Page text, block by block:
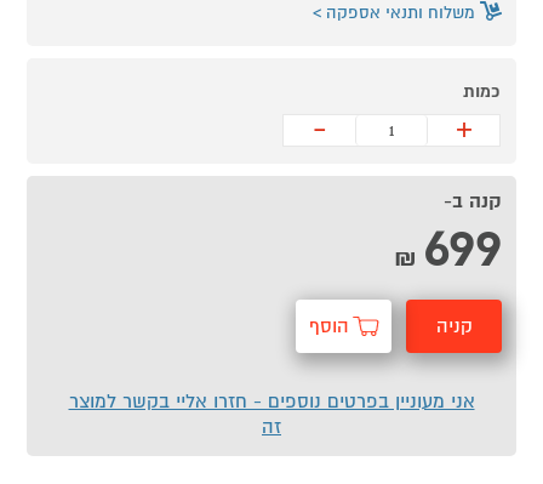
משלוח ותנאי אספקה
כמות
+
-
קנה ב-
699
₪
קניה הוסף
אני מעוניין בפרטים נוספים - חזרו אליי בקשר למוצר
זה